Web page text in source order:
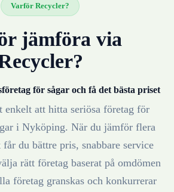
Varför Recycler?
jämföra via
för sågar och få det bästa priset
enkelt att hitta seriösa företag för
i Nyköping. När du jämför flera
du bättre pris, snabbare service
rätt företag baserat på omdömen
företag granskas och konkurrerar